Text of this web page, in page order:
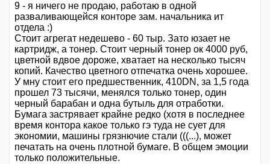
9 - я ничего не продаю, работаю в одной
разваливающейся конторе зам. начальника ит
отдела :)
Стоит агрегат недешево - 60 тыр. Зато юзает не
картридж, а тонер. Стоит черный тонер ок 4000 руб,
цветной вдвое дороже, хватает на несколько тысяч
копий. Качество цветного отпечатка очень хорошее.
У мну стоит его предшественник, 410DN, за 1,5 года
прошел 73 тысячи, менялся только тонер, один
черный барабан и одна бутыль для отработки.
Бумага застрявает крайне редко (хотя в последнее
время контора какое только гэ туда не сует для
экономии, машины грязнючие стали (((...), может
печатать на очень плотной бумаге. В общем эмоции
только положительные.